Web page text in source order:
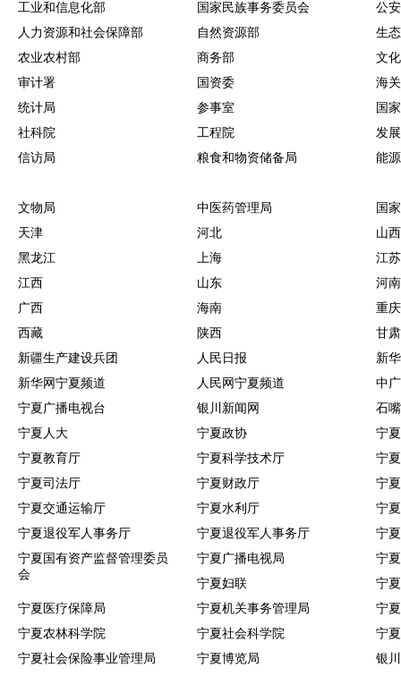
工业和信息化部
国家民族事务委员会
公
人力资源和社会保障部
自然资源部
生
农业农村部
商务部
文
审计署
国资委
海
统计局
参事室
国
社科院
工程院
发
信访局
粮食和物资储备局 能
文物局 中医药管理局
国
天津
河北
山西
黑龙江
上海
江苏
江西
山东
河南
广西
海南
重庆
西藏
陕西
甘肃
新疆生产建设兵团
人民日报
新
新华网宁夏频道
人民网宁夏频道
中
宁夏广播电视台
银川新闻网
石
宁夏人大
宁夏政协
宁
宁夏教育厅
宁夏科学技术厅
宁
宁夏司法厅
宁夏财政厅
宁
宁夏交通运输厅
宁夏水利厅
宁
宁夏退役军人事务厅
宁夏退役军人事务厅
宁
宁夏国有资产监督管理委员
会
宁夏广播电视局
宁
宁夏妇联
宁
宁夏医疗保障局
宁夏机关事务管理局
宁
宁夏农林科学院
宁夏社会科学院
宁
宁夏社会保险事业管理局
宁夏博览局
银